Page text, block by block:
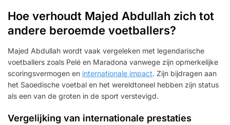
Hoe verhoudt Majed Abdullah zich tot
andere beroemde voetballers?
Majed Abdullah wordt vaak vergeleken met legendarische
voetballers zoals Pelé en Maradona vanwege zijn opmerkelijke
scoringsvermogen en internationale impact. Zijn bijdragen aan
het Saoedische voetbal en het wereldtoneel hebben zijn status
als een van de groten in de sport verstevigd.
Vergelijking van internationale prestaties